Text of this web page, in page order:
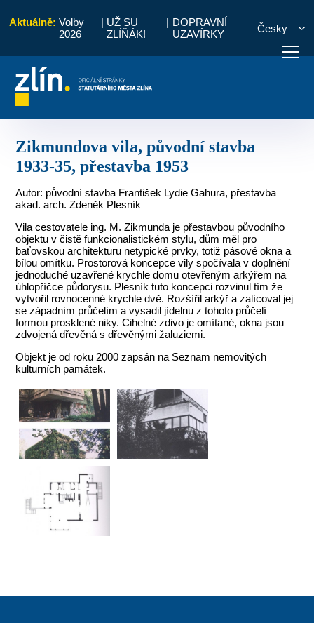
Aktuálně: Volby
2026
| UŽ SU
ZLÍŇÁK!
| DOPRAVNÍ
UZAVÍRKY
Česky
vyřídit Potřebuji zaplatit
Zikmundova vila, původní stavba
1933-35, přestavba 1953
Autor: původní stavba František Lydie Gahura, přestavba
akad. arch. Zdeněk Plesník
Vila cestovatele ing. M. Zikmunda je přestavbou původního
objektu v čistě funkcionalistickém stylu, dům měl pro
baťovskou architekturu netypické prvky, totiž pásové okna a
bílou omítku. Prostorová koncepce vily spočívala v doplnění
jednoduché uzavřené krychle domu otevřeným arkýřem na
úhlopříčce půdorysu. Plesník tuto koncepci rozvinul tím že
vytvořil rovnocenné krychle dvě. Rozšířil arkýř a zalícoval jej
se západním průčelím a vysadil jídelnu z tohoto průčelí
formou prosklené niky. Cihelné zdivo je omítané, okna jsou
zdvojená dřevěná s dřevěnými žaluziemi.
Objekt je od roku 2000 zapsán na Seznam nemovitých
kulturních památek.